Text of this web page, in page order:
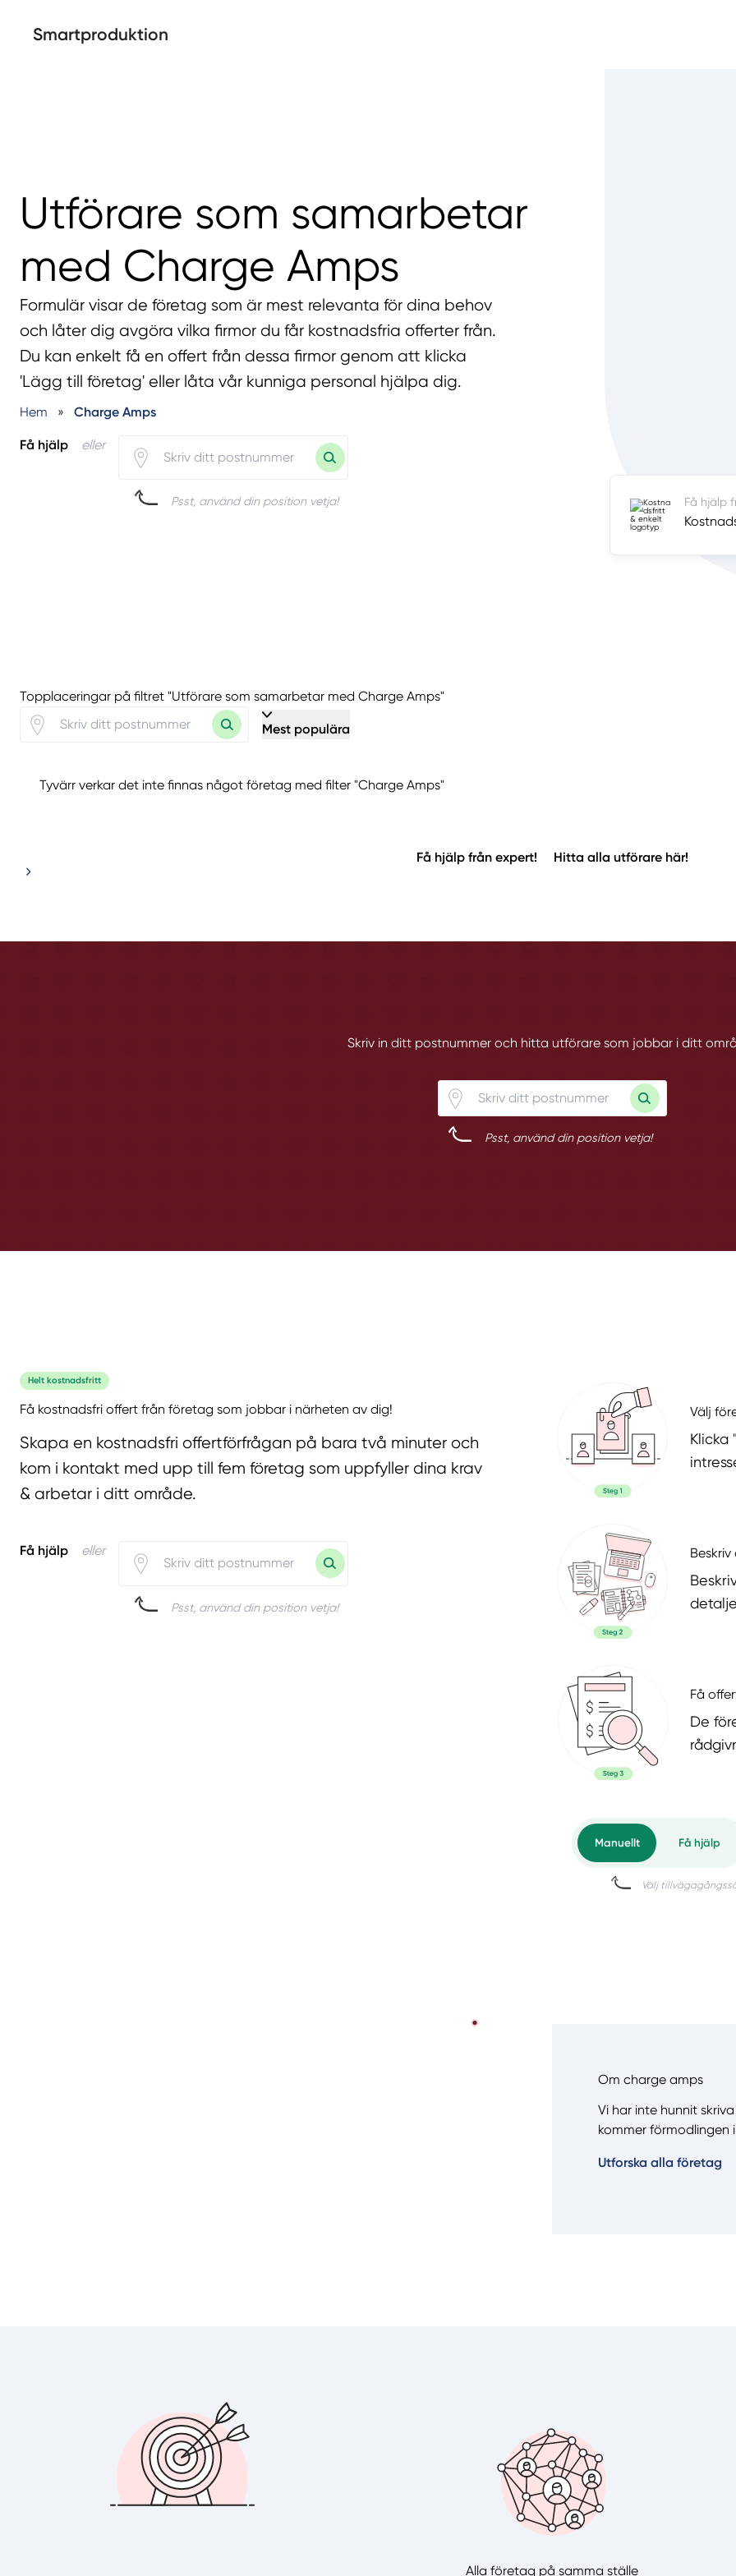
Smartproduktion
Utförare som samarbetar
med Charge Amps
Formulär visar de företag som är mest relevanta för dina behov
och låter dig avgöra vilka firmor du får kostnadsfria offerter från.
Du kan enkelt få en offert från dessa firmor genom att klicka
'Lägg till företag' eller låta vår kunniga personal hjälpa dig.
Hem » Charge Amps
Få hjälp eller
Psst, använd din position vetja! Få hjälp
Topplaceringar på filtret "Utförare som samarbetar med Charge Amps"
Mest populära
Tyvärr verkar det inte finnas något företag med filter "Charge Amps"
Få hjälp från expert! Hitta alla utförare här!
Skriv in ditt postnummer och hitta utförare som jobbar i ditt
Psst, använd din position vetja!
Helt kostnadsfritt
Få kostnadsfri offert från företag som jobbar i närheten av dig!
Skapa en kostnadsfri offertförfrågan på bara två minuter och
kom i kontakt med upp till fem företag som uppfyller dina krav
& arbetar i ditt område.
Få hjälp eller
Psst, använd din position vetja!
Välj
Klicka
Få
De
Om charge amps
Vi har inte hunnit
kommer förmodlingen
Utforska alla företag
Alla företag på samma ställe